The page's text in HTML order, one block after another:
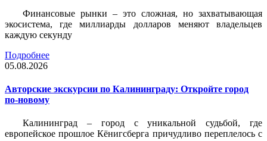
Финансовые рынки – это сложная, но захватывающая
экосистема, где миллиарды долларов меняют владельцев
каждую секунду
Подробнее
05.08.2026
Авторские экскурсии по Калининграду: Откройте город
по-новому
Калининград – город с уникальной судьбой, где
европейское прошлое Кёнигсберга причудливо переплелось с